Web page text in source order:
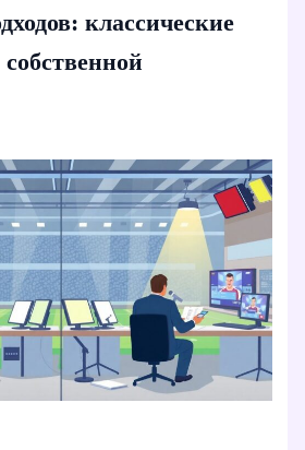
классические